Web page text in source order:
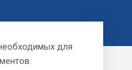
для